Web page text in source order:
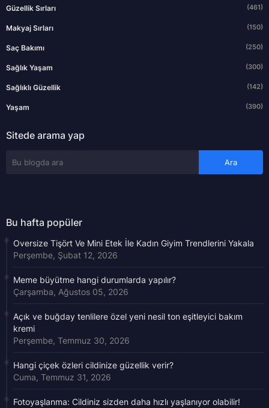
Güzellik Sırları (461)
Makyaj Sırları (150)
Saç Bakımı (250)
Sağlık Yaşam (300)
Sağlıklı Güzellik (142)
Yaşam (390)
Sitede arama yap
Bu hafta popüler
Oversize Tişört Ve Mini Etek İle Kadın Giyim Trendlerini Yakala
Perşembe, Şubat 12, 2026
Meme büyütme hangi durumlarda yapılır?
Çarşamba, Ağustos 05, 2026
Açık ve buğday tenlilere özel yeni nesil ton eşitleyici bakım
kremi
Perşembe, Temmuz 30, 2026
Hangi çiçek özleri cildinize güzellik verir?
Cuma, Temmuz 31, 2026
Fotoyaşlanma: Cildiniz sizden daha hızlı yaşlanıyor olabilir!